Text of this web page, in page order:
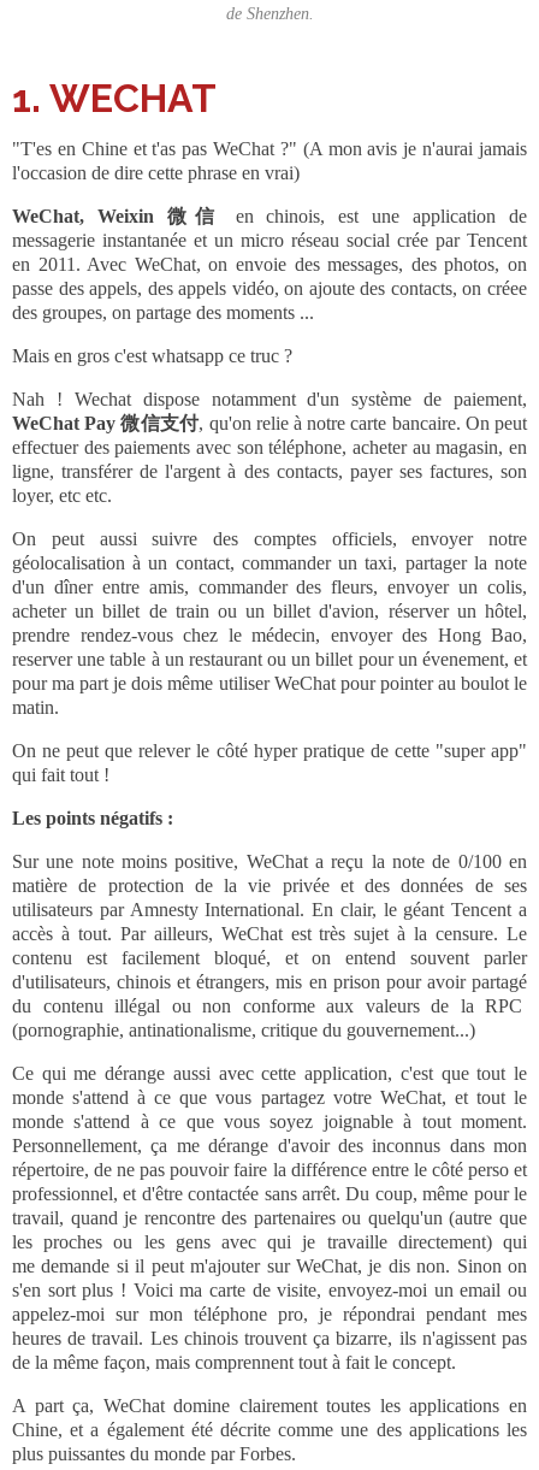
de Shenzhen.
1. WECHAT
"T'es en Chine et t'as pas WeChat ?" (A mon avis je n'aurai jamais
l'occasion de dire cette phrase en vrai)
WeChat, Weixin 微信
en chinois, est une application de
messagerie instantanée et un micro réseau social crée par Tencent
en 2011. Avec WeChat, on envoie des messages, des photos, on
passe des appels, des appels vidéo, on ajoute des contacts, on créee
des groupes, on partage des moments ...
Mais en gros c'est whatsapp ce truc ?
Nah ! Wechat dispose notamment d'un système de paiement,
WeChat Pay 微信支付, qu'on relie à notre carte bancaire. On peut
effectuer des paiements avec son téléphone, acheter au magasin, en
ligne, transférer de l'argent à des contacts, payer ses factures, son
loyer, etc etc.
On peut aussi suivre des comptes officiels, envoyer notre
géolocalisation à un contact, commander un taxi, partager la note
d'un dîner entre amis, commander des fleurs, envoyer un colis,
acheter un billet de train ou un billet d'avion, réserver un hôtel,
prendre rendez-vous chez le médecin, envoyer des Hong Bao,
reserver une table à un restaurant ou un billet pour un évenement, et
pour ma part je dois même utiliser WeChat pour pointer au boulot le
matin.
On ne peut que relever le côté hyper pratique de cette "super app"
qui fait tout !
Les points négatifs :
Sur une note moins positive, WeChat a reçu la note de 0/100 en
matière de protection de la vie privée et des données de ses
utilisateurs par Amnesty International. En clair, le géant Tencent a
accès à tout. Par ailleurs, WeChat est très sujet à la censure. Le
contenu est facilement bloqué, et on entend souvent parler
d'utilisateurs, chinois et étrangers, mis en prison pour avoir partagé
du contenu illégal ou non conforme aux valeurs de la RPC
(pornographie, antinationalisme, critique du gouvernement...)
Ce qui me dérange aussi avec cette application, c'est que tout le
monde s'attend à ce que vous partagez votre WeChat, et tout le
monde s'attend à ce que vous soyez joignable à tout moment.
Personnellement, ça me dérange d'avoir des inconnus dans mon
répertoire, de ne pas pouvoir faire la différence entre le côté perso et
professionnel, et d'être contactée sans arrêt. Du coup, même pour le
travail, quand je rencontre des partenaires ou quelqu'un (autre que
les proches ou les gens avec qui je travaille directement) qui
me demande si il peut m'ajouter sur WeChat, je dis non. Sinon on
s'en sort plus ! Voici ma carte de visite, envoyez-moi un email ou
appelez-moi sur mon téléphone pro, je répondrai pendant mes
heures de travail. Les chinois trouvent ça bizarre, ils n'agissent pas
de la même façon, mais comprennent tout à fait le concept.
A part ça, WeChat domine clairement toutes les applications en
Chine, et a également été décrite comme une des applications les
plus puissantes du monde par Forbes.